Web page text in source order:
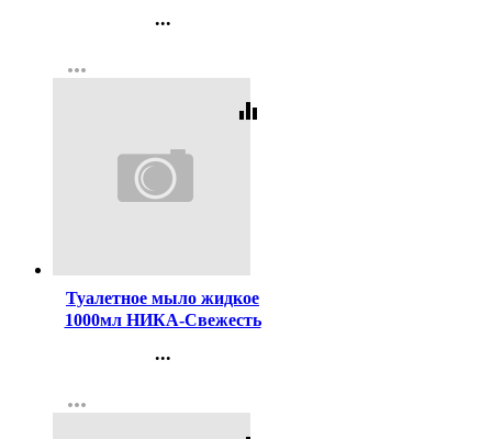
...
Регистрация
more_horiz
equalizer
Туалетное мыло жидкое
1000мл НИКА-Свежесть
...
Регистрация
more_horiz